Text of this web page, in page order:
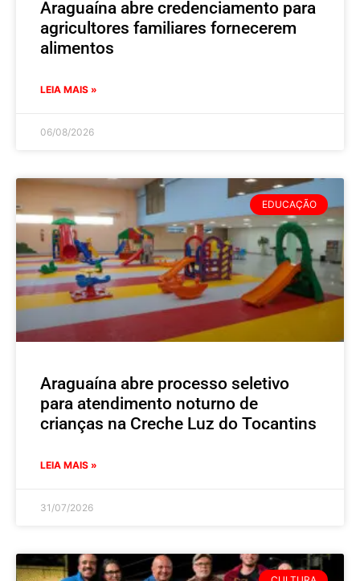
Araguaína abre credenciamento para
agricultores familiares fornecerem
alimentos
LEIA MAIS »
06/08/2026
EDUCAÇÃO
Araguaína abre processo seletivo
para atendimento noturno de
crianças na Creche Luz do Tocantins
LEIA MAIS »
31/07/2026